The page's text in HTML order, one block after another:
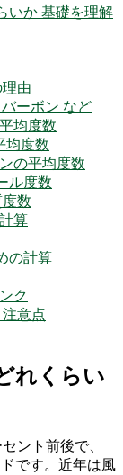
いか 基礎を理解
由
ーボン など
均度数
均度数
の平均度数
ル度数
数
算
の計算
ク
意点
れくらい
ント前後で、
です。近年は風